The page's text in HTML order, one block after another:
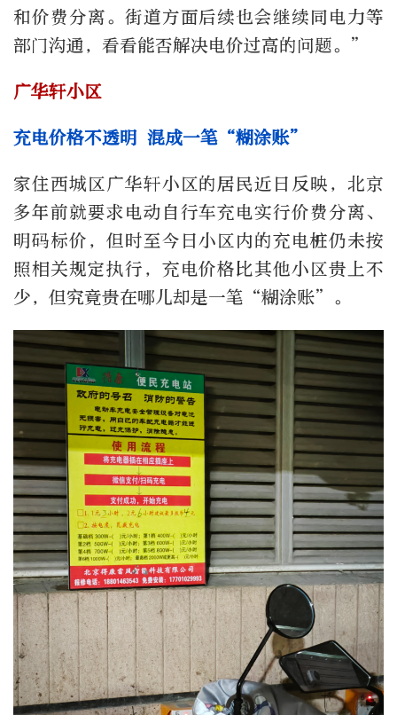
和价费分离。街道方面后续也会继续同电力等
部门沟通，看看能否解决电价过高的问题。”
广华轩小区
充电价格不透明 混成一笔“糊涂账”
家住西城区广华轩小区的居民近日反映，北京
多年前就要求电动自行车充电实行价费分离、
明码标价，但时至今日小区内的充电桩仍未按
照相关规定执行，充电价格比其他小区贵上不
少，但究竟贵在哪儿却是一笔“糊涂账”。